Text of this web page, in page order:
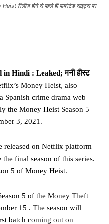
रिलीज़ होने से पहले ही पायरेटेड साइट्स पर
Hindi : Leaked; मनी हीस्ट
Money Heist, also
Spanish crime drama web
the Money Heist Season 5
3, 2021.
released on Netflix platform
final season of this series.
5 of Money Heist.
5 of the Money Theft
15 . The season will
batch coming out on